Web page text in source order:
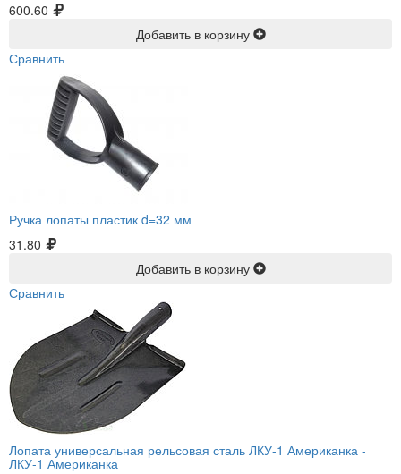
600.60
Добавить в корзину
Сравнить
Ручка лопаты пластик d=32 мм
31.80
Добавить в корзину
Сравнить
Лопата универсальная рельсовая сталь ЛКУ-1 Американка -
ЛКУ-1 Американка